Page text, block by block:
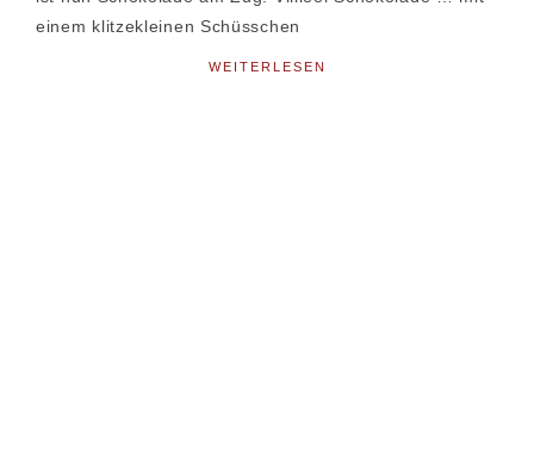
einem klitzekleinen Schüsschen
WEITERLESEN